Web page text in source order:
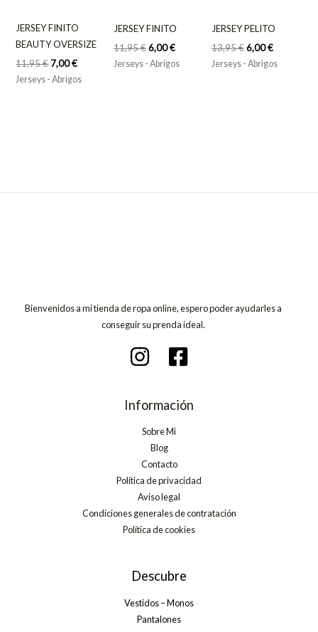
JERSEY FINITO
BEAUTY OVERSIZE
11,95€ 7,00€
Jerseys - Abrigos
JERSEY FINITO
11,95€6,00€
Jerseys - Abrigos
JERSEY PELITO
13,95€6,00€
Jerseys - Abrigos
Bienvenidos a mi tienda de ropa online, espero poder ayudarles a
conseguir su prenda ideal.
Información
Sobre Mi
Blog
Contacto
Política de privacidad
Aviso legal
Condiciones generales de contratación
Política de cookies
Descubre
Vestidos – Monos
Pantalones